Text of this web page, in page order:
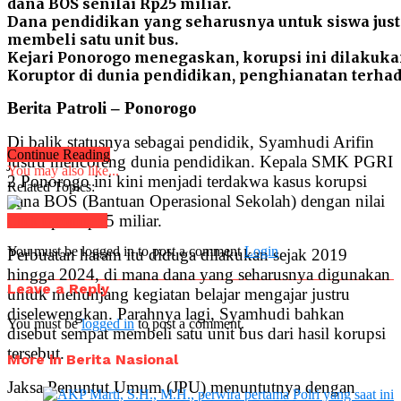
dana BOS senilai Rp25 miliar.
Dana pendidikan yang seharusnya untuk siswa
membeli satu unit bus.
Kejari Ponorogo menegaskan, korupsi ini
Koruptor di dunia pendidikan, penghianatan
Berita Patroli – Ponorogo
Di balik statusnya sebagai pendidik, Syamhudi Arifin
justru mencoreng dunia pendidikan. Kepala SMK PGRI
2 Ponorogo ini kini menjadi terdakwa kasus korupsi
dana BOS (Bantuan Operasional Sekolah) dengan nilai
mencapai Rp25 miliar.
Perbuatan haram itu diduga dilakukan sejak 2019
hingga 2024, di mana dana yang seharusnya digunakan
untuk menunjang kegiatan belajar mengajar justru
diselewengkan. Parahnya lagi, Syamhudi bahkan
disebut sempat membeli satu unit bus dari hasil korupsi
tersebut.
Jaksa Penuntut Umum (JPU) menuntutnya dengan
Continue Reading
You may also like...
Related Topics:
You must be logged in to post a commentLogin
Leave a Reply
You must belogged into post a comment.
More in Berita Nasional